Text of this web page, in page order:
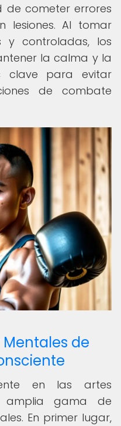
de cometer errores
lesiones. Al tomar
y controladas, los
la calma y la
clave para evitar
de combate
Mentales de
en las artes
amplia gama de
En primer lugar,